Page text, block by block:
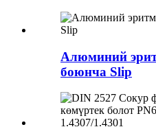
Алюминий
боюнча Slip